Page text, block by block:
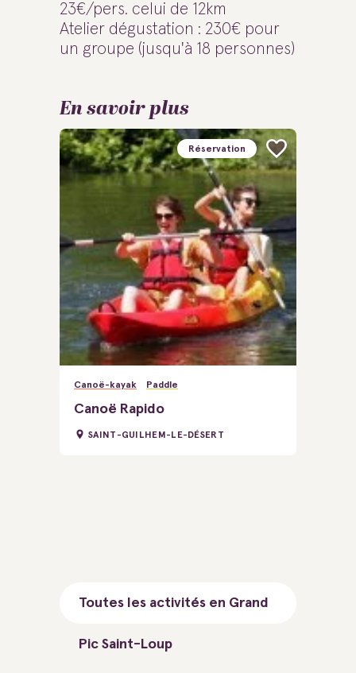
23€/pers. celui de 12km
Atelier dégustation : 230€ pour
un groupe (jusqu'à 18 personnes)
En savoir plus
Canoë-kayak Paddle
Canoë Rapido
SAINT-GUILHEM-LE-DÉSERT
Réservation
Toutes les activités en Grand
Pic Saint-Loup